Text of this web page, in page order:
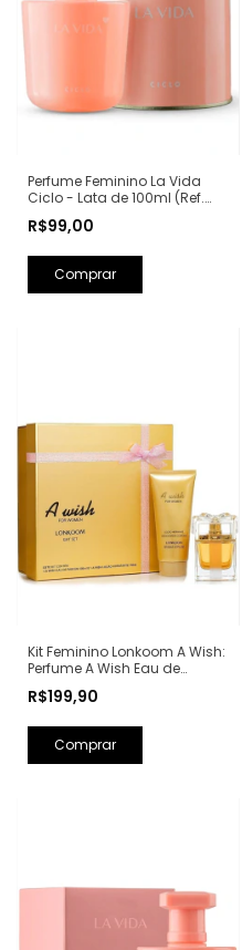
Perfume Feminino La Vida
Ciclo - Lata de 100ml (Ref.
Lancôme)
R$99,00
Kit Feminino Lonkoom A Wish:
Perfume A Wish Eau de
Hidratante Corporal
R$199,90